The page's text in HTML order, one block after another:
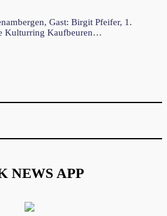
Gast: Birgit Pfeifer, 1.
Kulturring Kaufbeuren…
NEWS APP